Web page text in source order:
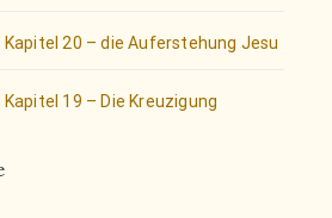
20 – die Auferstehung Jesu
19 – Die Kreuzigung